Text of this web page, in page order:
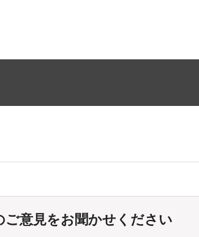
意見をお聞かせください